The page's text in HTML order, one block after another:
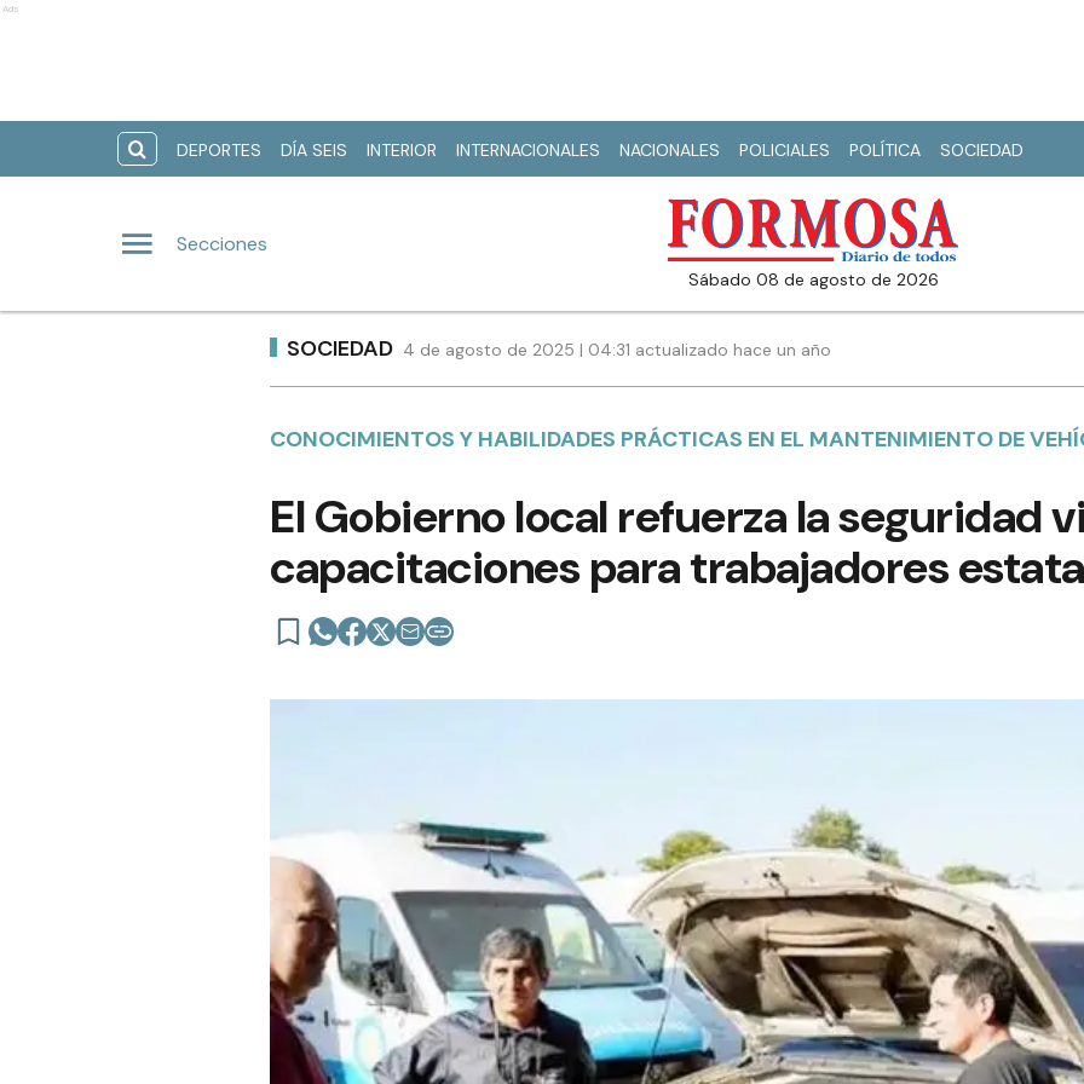
Ads
DEPORTES DÍA SEIS INTERIOR INTERNACIONALES NACIONALES POLICIALES POLÍTICA SOCIEDAD
Secciones
sábado 08 de agosto de 2026
SOCIEDAD 4 de agosto de 2025 | 04:31 actualizado hace un año
CONOCIMIENTOS Y HABILIDADES PRÁCTICAS EN EL MANTENIMIENTO DE
El Gobierno local refuerza la seguridad
capacitaciones para trabajadores